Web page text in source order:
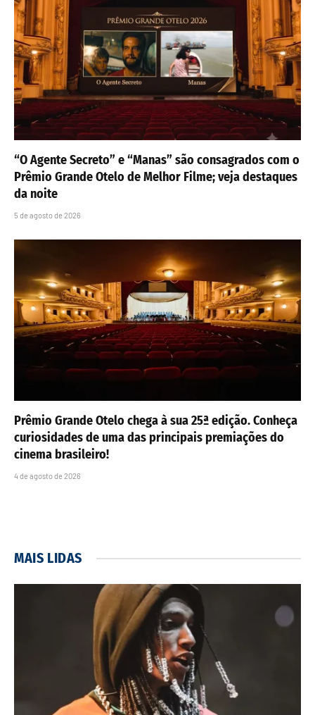
“O Agente Secreto” e “Manas” são consagrados com o
Prêmio Grande Otelo de Melhor Filme; veja destaques
da noite
5 de agosto de 2026
Prêmio Grande Otelo chega à sua 25ª edição. Conheça
curiosidades de uma das principais premiações do
cinema brasileiro!
4 de agosto de 2026
MAIS LIDAS